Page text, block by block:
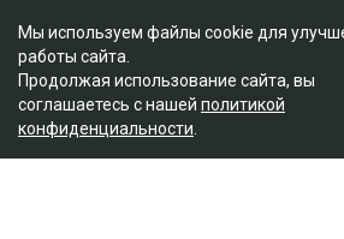
Реклама на сайте
Контакты
Редакционная политика
Мы в социальных сетях
Мы используем файлы cookie для
работы сайта.
Продолжая использование сайта, вы
соглашаетесь с нашей политикой
конфиденциальности